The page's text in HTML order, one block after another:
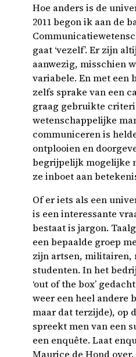
Hoe anders is de
2011 begon ik aan de
gaat ‘vezelf’. Er zijn
aanwezig, misschien
variabele. En met een
zelfs sprake van een
graag gebruikte
wetenschappelijke
communiceren is
ontplooien en
begrijpelijk mogelijke
ze inboet aan
Of er iets als een
is een interessante
bestaat is jargon.
een bepaalde groep
zijn artsen, militairen,
studenten. In het
‘out of the box’
weer een heel andere
maar dat terzijde), op
spreekt men van een
een enquête. Laat
Maurice de Hond